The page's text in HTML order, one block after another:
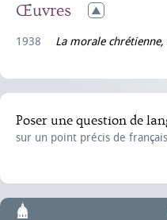
Œuvres
1938 La morale
Poser une question de
sur un point précis de français